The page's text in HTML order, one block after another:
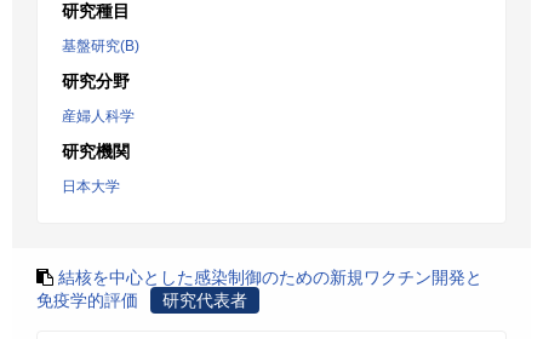
研究種目
基盤研究(B)
研究分野
産婦人科学
研究機関
日本大学
結核を中心とした感染制御のための新規ワクチン開発と
免疫学的評価
研究代表者